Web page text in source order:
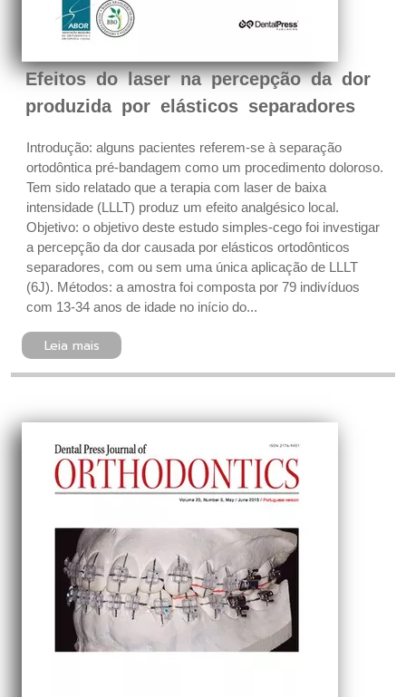
Efeitos do laser na percepção da dor
produzida por elásticos separadores
Introdução: alguns pacientes referem-se à separação
ortodôntica pré-bandagem como um procedimento doloroso.
Tem sido relatado que a terapia com laser de baixa
intensidade (LLLT) produz um efeito analgésico local.
Objetivo: o objetivo deste estudo simples-cego foi investigar
a percepção da dor causada por elásticos ortodônticos
separadores, com ou sem uma única aplicação de LLLT
(6J). Métodos: a amostra foi composta por 79 indivíduos
com 13-34 anos de idade no início do...
Leia mais